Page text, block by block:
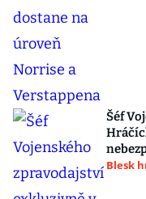
Šéf
Blesk